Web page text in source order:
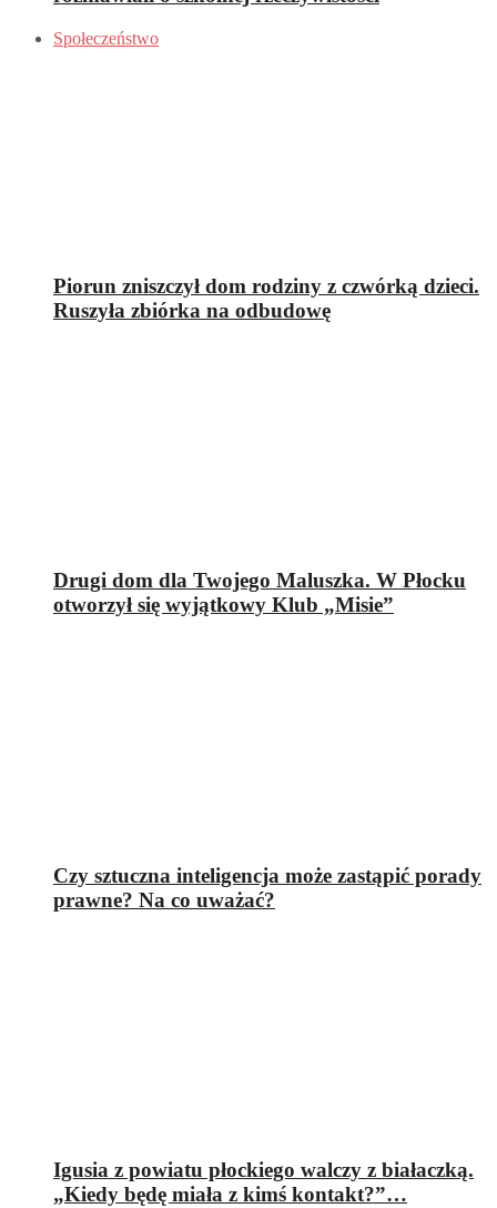
Społeczeństwo
Piorun zniszczył dom rodziny z czwórką dzieci.
Ruszyła zbiórka na odbudowę
Drugi dom dla Twojego Maluszka. W Płocku
otworzył się wyjątkowy Klub „Misie”
Czy sztuczna inteligencja może zastąpić porady
prawne? Na co uważać?
Igusia z powiatu płockiego walczy z białaczką.
„Kiedy będę miała z kimś kontakt?”…